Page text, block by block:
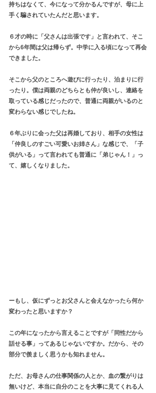
持ちはなくて、今になって分かるんですが、母に上
手く騙されていたんだと思います。
６才の時に「父さんは出張です」と言われて、そこ
から6年間は父は帰らず。中学に入る頃になって再会
できました。
そこから父のところへ遊びに行ったり、泊まりに行
ったり。僕は両親のどちらとも仲が良いし、連絡を
取っている感じだったので、普通に両親がいるのと
変わらない感じでしたね。
６年ぶりに会った父は再婚しており、相手の女性は
「仲良しのすごい可愛いお姉さん」な感じで、「子
供がいる」って言われても普通に「弟じゃん！」っ
て、嬉しくなりました。
ーもし、仮にずっとお父さんと会えなかったら何か
変わったと思いますか？
この年になったから言えることですが「同性だから
話せる事」ってあるじゃないですか。だから、その
部分で羨ましく思うかも知れません。
ただ、お母さんの仕事関係の人とか、血の繋がりは
無いけど、本当に自分のことを大事に見てくれる人